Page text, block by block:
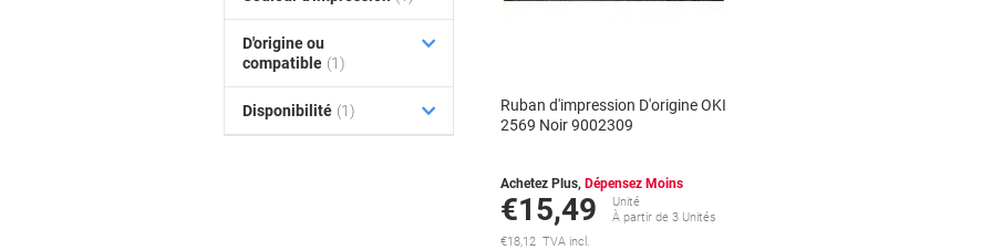
Ruban d'impression D'origine OKI
2569 Noir 9002309
Achetez Plus, Dépensez Moins
€15,49
Unité
À partir de 3 Unités
€18,12 TVA incl.
D'origine ou
compatible (1)
Disponibilité (1)